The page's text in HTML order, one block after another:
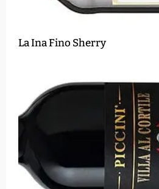
La Ina Fino Sherry